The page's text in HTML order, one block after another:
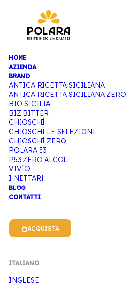
HOME
AZIENDA
BRAND
ANTICA RICETTA SICILIANA
ANTICA RICETTA SICILIANA ZERO
BIO SICILIA
BIZ BITTER
CHIOSCHÌ
CHIOSCHÌ LE SELEZIONI
CHIOSCHÌ ZERO
POLARA 53
P53 ZERO ALCOL
VIVÌO
I NETTARI
BLOG
CONTATTI
ACQUISTA
ITALIANO
INGLESE